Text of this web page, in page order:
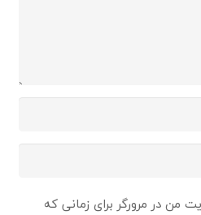
من در مرورگر برای زمانی که